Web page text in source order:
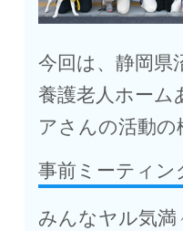
今回は、静岡県
養護老人ホーム
アさんの活動
事前ミーティン
みんなヤル気